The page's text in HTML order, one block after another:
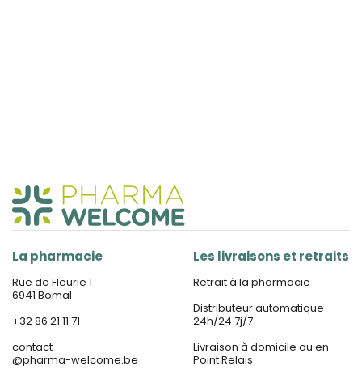
La pharmacie
Rue de Fleurie 1
6941 Bomal
+32 86 21 11 71
contact
@pharma-welcome.be
Les livraisons et retraits
Retrait à la pharmacie
Distributeur automatique
24h/24 7j/7
Livraison à domicile ou en
Point Relais